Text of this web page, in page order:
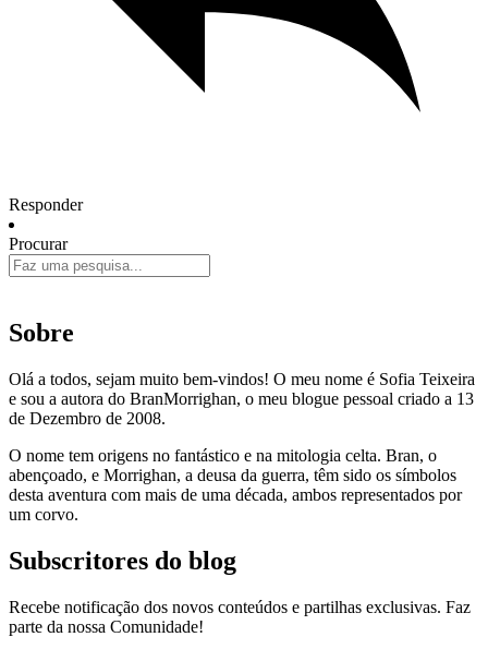
Responder
Procurar
Sobre
Olá a todos, sejam muito bem-vindos! O meu nome é Sofia Teixeira
e sou a autora do BranMorrighan, o meu blogue pessoal criado a 13
de Dezembro de 2008.
O nome tem origens no fantástico e na mitologia celta. Bran, o
abençoado, e Morrighan, a deusa da guerra, têm sido os símbolos
desta aventura com mais de uma década, ambos representados por
um corvo.
Subscritores do blog
Recebe notificação dos novos conteúdos e partilhas exclusivas. Faz
parte da nossa Comunidade!